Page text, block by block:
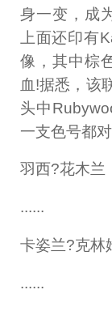
身一变，成
上面还印有
像，其中棕
血!据悉，该
头中
一支色号都
羽西?花木兰
......
卡姿兰?克林
......